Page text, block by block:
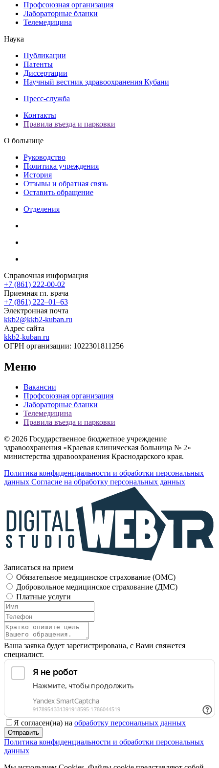
Профсоюзная организация
Лабораторные бланки
Телемедицина
Наука
Публикации
Патенты
Диссертации
Научный вестник здравоохранения Кубани
Пресс-служба
Контакты
Правила въезда и парковки
О больнице
Руководство
Политика учреждения
История
Отзывы и обратная связь
Оставить обращение
Отделения
Справочная информация
+7 (861) 222-00-02
Приемная гл. врача
+7 (861) 222‒01‒63
Электронная почта
kkb2@kkb2-kuban.ru
Адрес сайта
kkb2-kuban.ru
ОГРН организации: 1022301811256
Меню
Вакансии
Профсоюзная организация
Лабораторные бланки
Телемедицина
Правила въезда и парковки
© 2026 Государственное бюджетное учреждение
здравоохранения «Краевая клиническая больница № 2»
министерства здравоохранения Краснодарского края.
Политика конфиденциальности и обработки персональных
данных Согласие на обработку персональных данных
Записаться на прием
Обязательное медицинское страхование (OMC)
Добровольное медицинское страхование (ДМС)
Платные услуги
Ваша заявка будет зарегистрирована, с Вами свяжется
специалист.
Я согласен(на) на обработку персональных данных
Отправить
Политика конфиденциальности и обработки персональных
данных